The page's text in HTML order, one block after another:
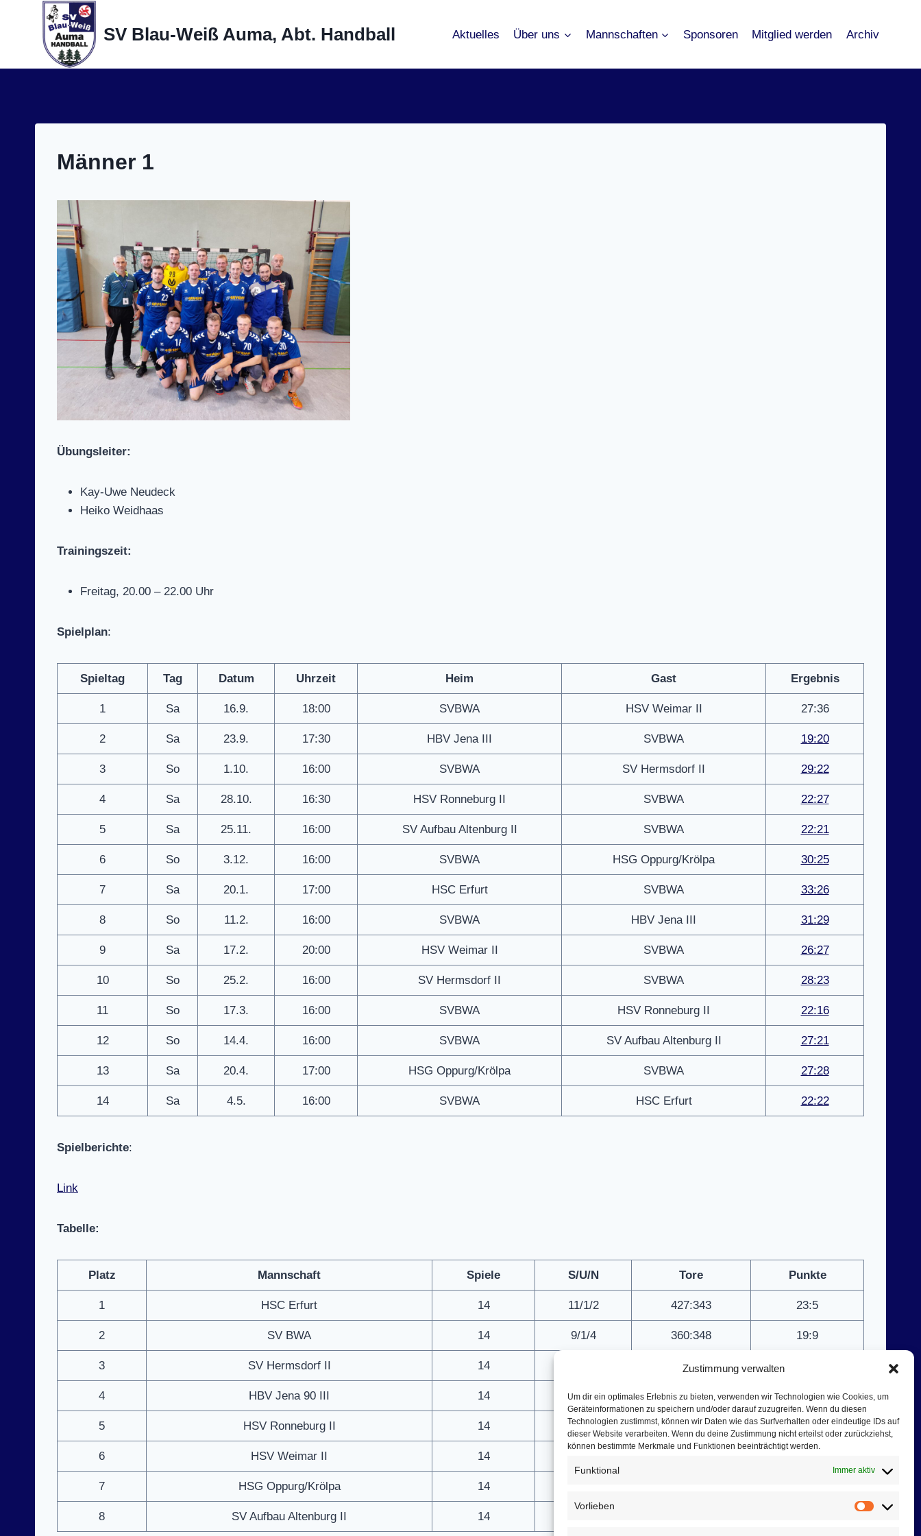
Zustimmung verwalten
Um dir ein optimales Erlebnis zu bieten, verwenden wir Technologien wie Cookies, um
Geräteinformationen zu speichern und/oder darauf zuzugreifen. Wenn du diesen
Technologien zustimmst, können wir Daten wie das Surfverhalten oder eindeutige IDs auf
dieser Website verarbeiten. Wenn du deine Zustimmung nicht erteilst oder zurückziehst,
können bestimmte Merkmale und Funktionen beeinträchtigt werden.
Funktional Immer aktiv
Vorlieben
Vorlieben
springen
SV Blau-Weiß Auma, Abt. Handball Aktuelles Über uns Mannschaften Sponsoren Mitglied werden Archiv
Männer 1
Übungsleiter:
Kay-Uwe Neudeck
Heiko Weidhaas
Trainingszeit:
Freitag, 20.00 – 22.00 Uhr
Spielplan:
Spieltag Tag Datum Uhrzeit Heim Gast Ergebnis
1 Sa 16.9. 18:00 SVBWA HSV Weimar II 27:36
2 Sa 23.9. 17:30 HBV Jena III SVBWA 19:20
3 So 1.10. 16:00 SVBWA SV Hermsdorf II 29:22
4 Sa 28.10. 16:30 HSV Ronneburg II SVBWA 22:27
5 Sa 25.11. 16:00 SV Aufbau Altenburg II SVBWA 22:21
6 So 3.12. 16:00 SVBWA HSG Oppurg/Krölpa 30:25
7 Sa 20.1. 17:00 HSC Erfurt SVBWA 33:26
8 So 11.2. 16:00 SVBWA HBV Jena III 31:29
9 Sa 17.2. 20:00 HSV Weimar II SVBWA 26:27
10 So 25.2. 16:00 SV Hermsdorf II SVBWA 28:23
11 So 17.3. 16:00 SVBWA HSV Ronneburg II 22:16
12 So 14.4. 16:00 SVBWA SV Aufbau Altenburg II 27:21
13 Sa 20.4. 17:00 HSG Oppurg/Krölpa SVBWA 27:28
14 Sa 4.5. 16:00 SVBWA HSC Erfurt 22:22
Spielberichte:
Link
Tabelle:
Platz Mannschaft Spiele S/U/N Tore Punkte
1 HSC Erfurt 14 11/1/2 427:343 23:5
2 SV BWA 14 9/1/4 360:348 19:9
3 SV Hermsdorf II 14 360:348
4 HBV Jena 90 III 14 6/2/6 365:372 14:14
5 HSV Ronneburg II 14 6/1/7 325:375 13:15
6 HSV Weimar II 14
7 HSG Oppurg/Krölpa 14
8 SV Aufbau Altenburg II 14